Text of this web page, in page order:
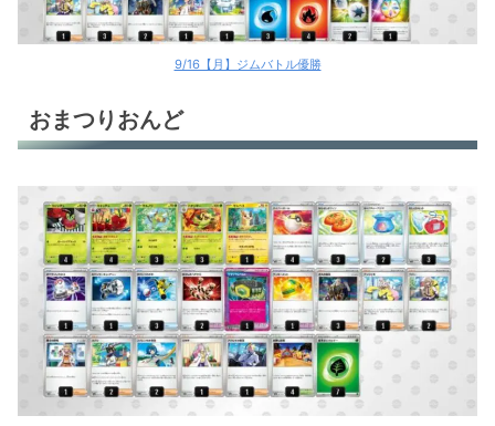
9/16【月】ジムバトル優勝
おまつりおんど